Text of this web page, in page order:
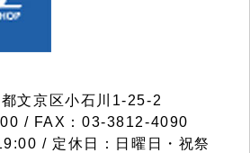
文京区小石川1-25-2
/ FAX：03-3812-4090
/ 定休日：日曜日・祝祭